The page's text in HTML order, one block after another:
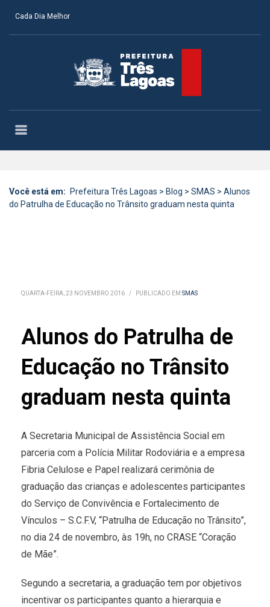
Cada Dia Melhor
Você está em: Prefeitura Três Lagoas > Blog > SMAS > Alunos
do Patrulha de Educação no Trânsito graduam nesta quinta
QUARTA-FEIRA, 23 NOVEMBRO 2016 / PUBLICADO EM SMAS
Alunos do Patrulha de
Educação no Trânsito
graduam nesta quinta
A Secretaria Municipal de Assistência Social em
parceria com a Polícia Militar Rodoviária e a empresa
Fibria Celulose e Papel realizará cerimônia de
graduação das crianças e adolescentes participantes
do Serviço de Convivência e Fortalecimento de
Vínculos – S.C.F.V, “Patrulha de Educação no Trânsito”,
no dia 24 de novembro, às 19h, no CRASE “Coração
de Mãe”.
Segundo a secretaria, a graduação tem por objetivos
incentivar os participantes quanto a hierarquia e